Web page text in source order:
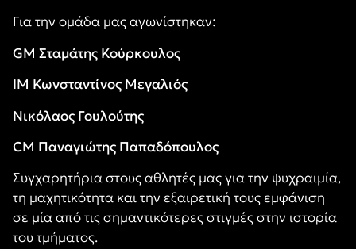
Για την ομάδα μας αγωνίστηκαν:
GM Σταμάτης Κούρκουλος
IM Κωνσταντίνος Μεγαλιός
Νικόλαος Γουλούτης
CM Παναγιώτης Παπαδόπουλος
Συγχαρητήρια στους αθλητές μας για την ψυχραιμία,
τη μαχητικότητα και την εξαιρετική τους εμφάνιση
σε μία από τις σημαντικότερες στιγμές στην ιστορία
του τμήματος.